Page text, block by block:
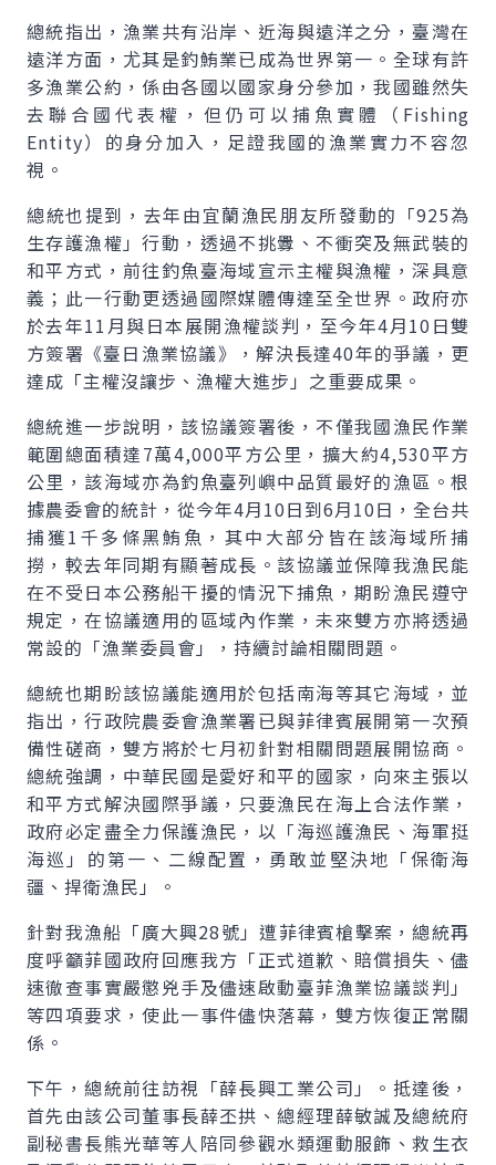
總統指出，漁業共有沿岸、近海與遠洋之分，臺灣在
遠洋方面，尤其是釣鮪業已成為世界第一。全球有許
多漁業公約，係由各國以國家身分參加，我國雖然失
去聯合國代表權，但仍可以捕魚實體（Fishing
Entity）的身分加入，足證我國的漁業實力不容忽
視。
總統也提到，去年由宜蘭漁民朋友所發動的「925為
生存護漁權」行動，透過不挑釁、不衝突及無武裝的
和平方式，前往釣魚臺海域宣示主權與漁權，深具意
義；此一行動更透過國際媒體傳達至全世界。政府亦
於去年11月與日本展開漁權談判，至今年4月10日雙
方簽署《臺日漁業協議》，解決長達40年的爭議，更
達成「主權沒讓步、漁權大進步」之重要成果。
總統進一步說明，該協議簽署後，不僅我國漁民作業
範圍總面積達7萬4,000平方公里，擴大約4,530平方
公里，該海域亦為釣魚臺列嶼中品質最好的漁區。根
據農委會的統計，從今年4月10日到6月10日，全台共
捕獲1千多條黑鮪魚，其中大部分皆在該海域所捕
撈，較去年同期有顯著成長。該協議並保障我漁民能
在不受日本公務船干擾的情況下捕魚，期盼漁民遵守
規定，在協議適用的區域內作業，未來雙方亦將透過
常設的「漁業委員會」，持續討論相關問題。
總統也期盼該協議能適用於包括南海等其它海域，並
指出，行政院農委會漁業署已與菲律賓展開第一次預
備性磋商，雙方將於七月初針對相關問題展開協商。
總統強調，中華民國是愛好和平的國家，向來主張以
和平方式解決國際爭議，只要漁民在海上合法作業，
政府必定盡全力保護漁民，以「海巡護漁民、海軍挺
海巡」的第一、二線配置，勇敢並堅決地「保衛海
疆、捍衛漁民」。
針對我漁船「廣大興28號」遭菲律賓槍擊案，總統再
度呼籲菲國政府回應我方「正式道歉、賠償損失、儘
速徹查事實嚴懲兇手及儘速啟動臺菲漁業協議談判」
等四項要求，使此一事件儘快落幕，雙方恢復正常關
係。
下午，總統前往訪視「薛長興工業公司」。抵達後，
首先由該公司董事長薛丕拱、總經理薛敏誠及總統府
副秘書長熊光華等人陪同參觀水類運動服飾、救生衣